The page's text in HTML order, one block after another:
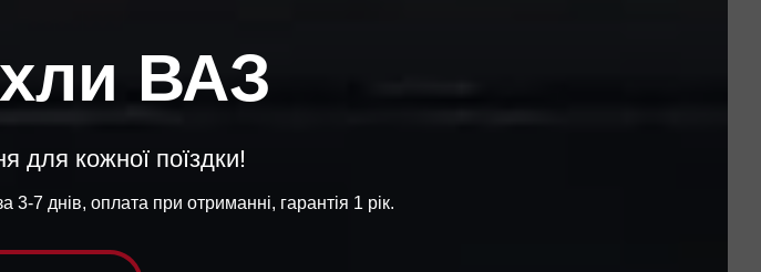
ВАЗ
для кожної поїздки!
7 днів, оплата при отриманні, гарантія 1 рік.